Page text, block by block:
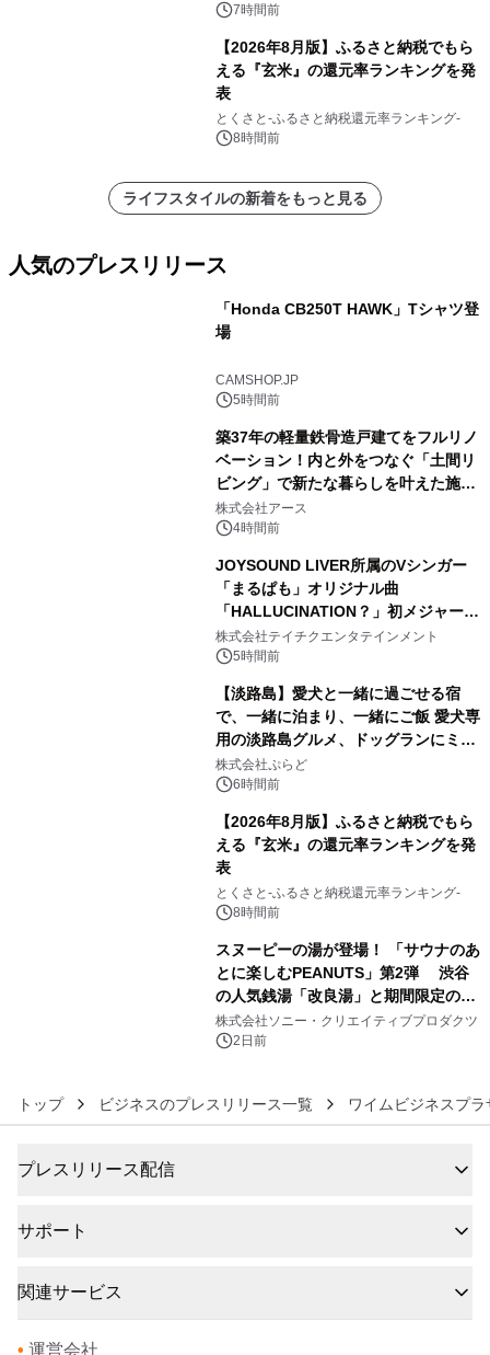
7時間前
【2026年8月版】ふるさと納税でもら
える『玄米』の還元率ランキングを発
表
とくさと-ふるさと納税還元率ランキング-
8時間前
ライフスタイルの新着をもっと見る
人気のプレスリリース
「Honda CB250T HAWK」Tシャツ登
場
CAMSHOP.JP
5時間前
築37年の軽量鉄骨造戸建てをフルリノ
ベーション！内と外をつなぐ「土間リ
ビング」で新たな暮らしを叶えた施工
事例を株式会社アースが公開
株式会社アース
4時間前
JOYSOUND LIVER所属のVシンガー
「まるぱも」オリジナル曲
「HALLUCINATION？」初メジャー配
信リリース決定！
株式会社テイチクエンタテインメント
5時間前
【淡路島】愛犬と一緒に過ごせる宿
で、一緒に泊まり、一緒にご飯 愛犬専
用の淡路島グルメ、ドッグランにミニ
プール グランピングとトレーラーハウ
スの2施設で
株式会社ぷらど
6時間前
【2026年8月版】ふるさと納税でもら
える『玄米』の還元率ランキングを発
表
とくさと-ふるさと納税還元率ランキング-
8時間前
スヌーピーの湯が登場！ 「サウナのあ
とに楽しむPEANUTS」第2弾 渋谷
の人気銭湯「改良湯」と期間限定のコ
ラボレーション サウナイキタイコラ
ボグッズも発売決定！
株式会社ソニー・クリエイティブプロダクツ
2日前
トップ ビジネスのプレスリリース一覧 ワイムビジネスプラ
プレスリリース配信
サポート
関連サービス
• 運営会社